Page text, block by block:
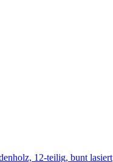
12-teilig, bunt lasiert